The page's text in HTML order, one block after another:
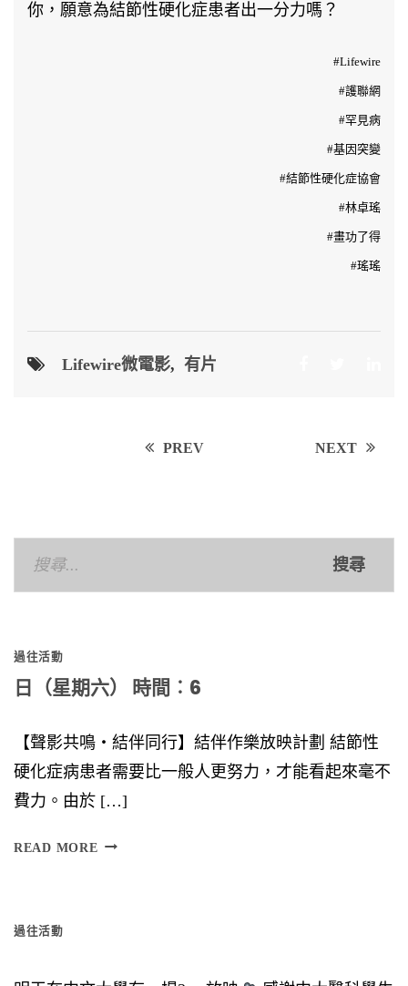
中
你，願意為結節性硬化症患者出一分力嗎？
#Lifewire
#護聯網
#罕見病
#基因突變
#結節性硬化症協會
#林卓瑤
#畫功了得
#瑤瑤
Lifewire微電影, 有片
PREV NEXT
字:
過往活動
日（星期六） 時間︰6
【聲影共鳴‧結伴同行】結伴作樂放映計劃 結節性
硬化症病患者需要比一般人更努力，才能看起來毫不
費力。由於 […]
READ MORE 日
過往活動